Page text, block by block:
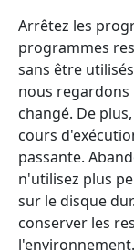
Arrêtez les
programmes
sans être
nous regardons
changé. De
cours
passante.
n'utilisez plus
sur le disque
conserver les
l'environnement.